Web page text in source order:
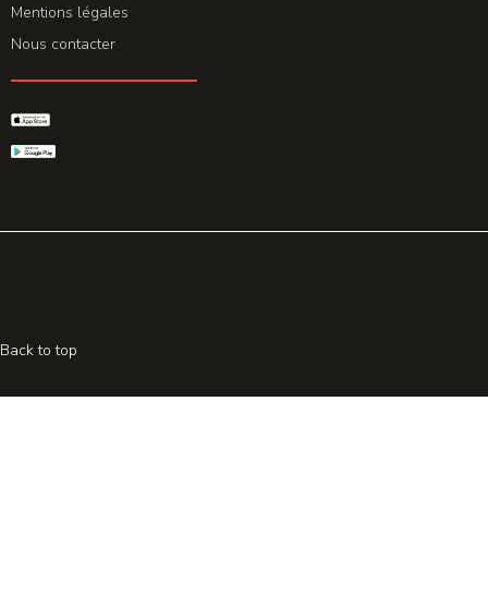
Mentions légales
Nous contacter
Back to top